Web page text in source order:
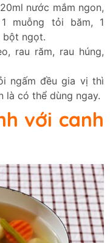
nước mắm ngon,
muỗng tỏi băm, 1
bột ngọt.
rau răm, rau húng,
ngấm đều gia vị thì
là có thể dùng ngay.
với canh